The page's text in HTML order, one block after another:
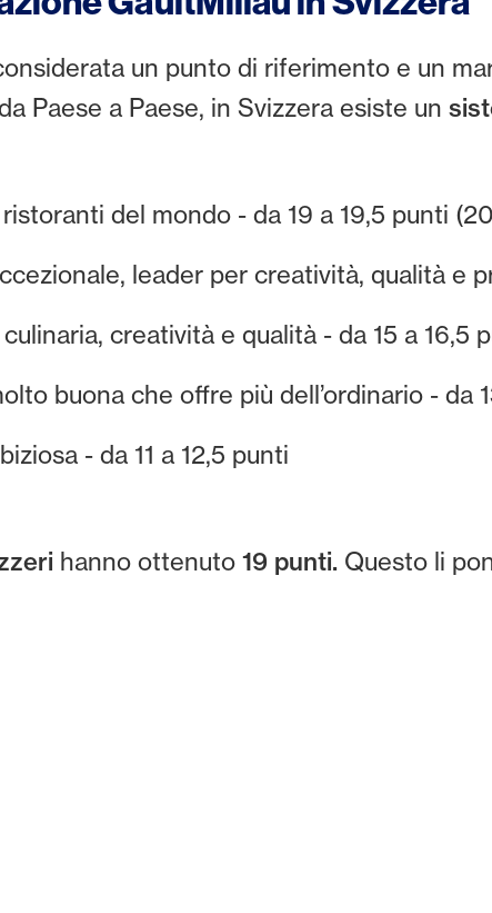
un punto di riferimento e un
Paese a Paese, in Svizzera esiste un
del mondo - da 19 a 19,5 punti
leader per creatività, qualità e
creatività e qualità - da 15 a 16,5
buona che offre più dell’ordinario - da
- da 11 a 12,5 punti
hanno ottenuto 19 punti. Questo li